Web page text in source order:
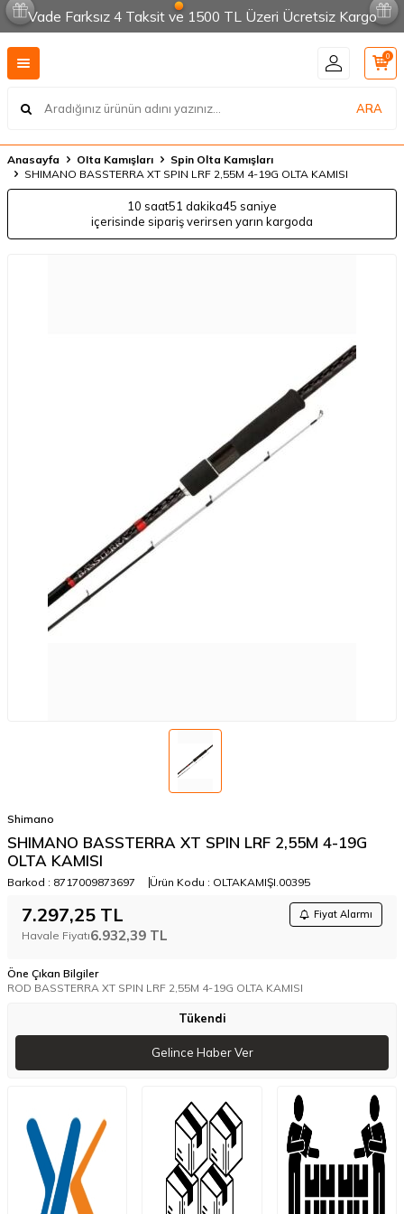
Vade Farksız 4 Taksit ve 1500 TL Üzeri Ücretsiz Kargo
ARA
0
Anasayfa OIta Kamışları
Spin Olta Kamışları
SHIMANO BASSTERRA XT SPIN LRF 2,55M 4-19G OLTA KAMISI
10 saat51 dakika45 saniye
içerisinde sipariş verirsen yarın kargoda
Shimano
SHIMANO BASSTERRA XT SPIN LRF 2,55M 4-19G
OLTA KAMISI
Barkod : 8717009873697 Ürün Kodu : OLTAKAMIŞI.00395
7.297,25 TL Fiyat Alarmı
Havale Fiyatı6.932,39 TL
Öne Çıkan Bilgiler
ROD BASSTERRA XT SPIN LRF 2,55M 4-19G OLTA KAMISI
Tükendi
Gelince Haber Ver